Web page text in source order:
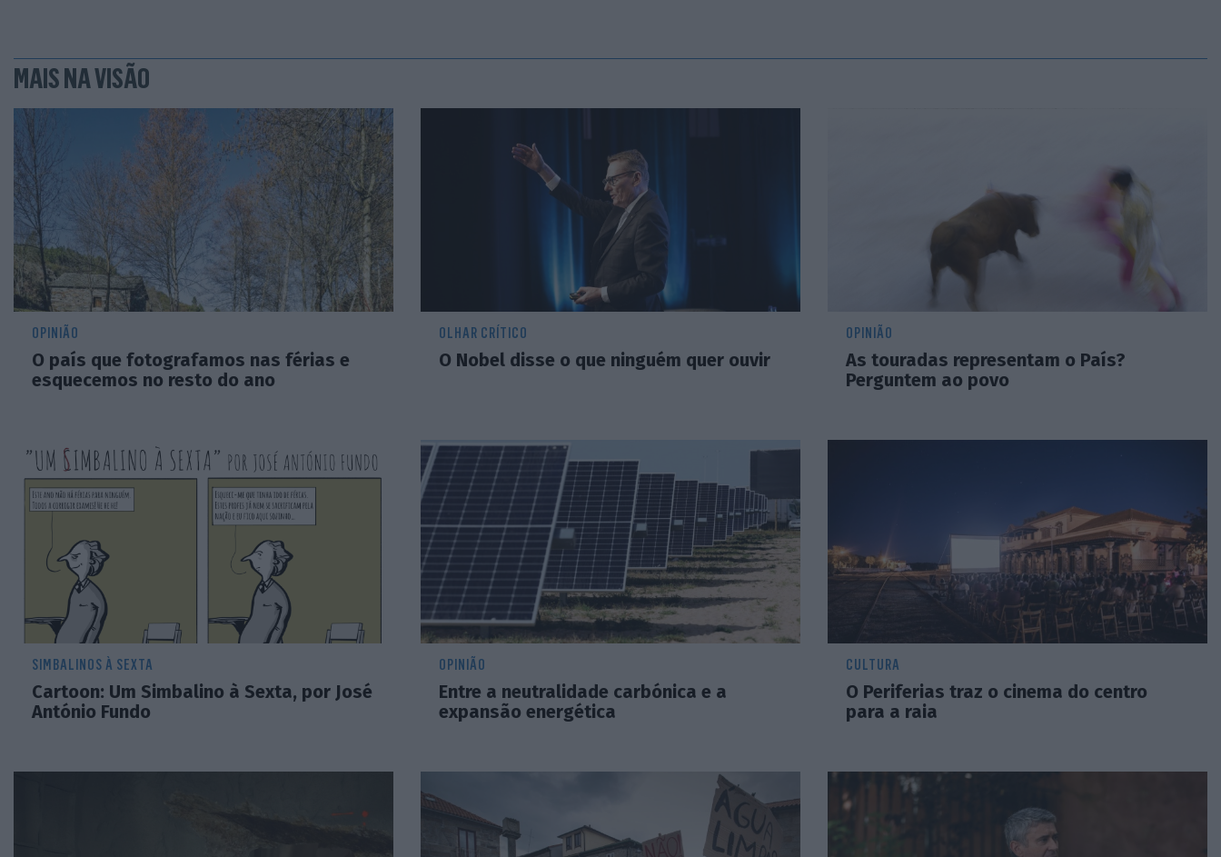
MAIS NA VISÃO
OPINIÃO
O país que fotografamos nas férias e
esquecemos no resto do ano
OLHAR CRÍTICO
O Nobel disse o que ninguém quer ouvir
OPINIÃO
As touradas representam o País?
Perguntem ao povo
SIMBALINOS À SEXTA
Cartoon: Um Simbalino à Sexta, por José
António Fundo
OPINIÃO
Entre a neutralidade carbónica e a
expansão energética
CULTURA
O Periferias traz o cinema do centro
para a raia